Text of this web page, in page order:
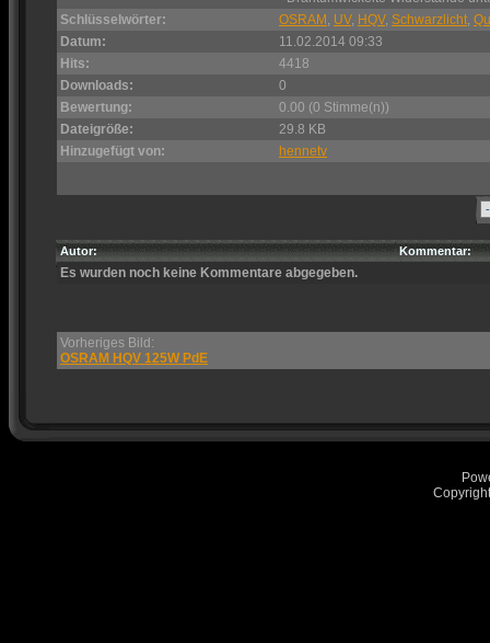
Schlüsselwörter:
OSRAM , UV, HQV, Schwarzlicht,
Datum:
11.02.2014 09:33
Hits:
4418
Downloads:
0
Bewertung:
0.00 (0 Stimme(n))
Dateigröße:
29.8 KB
Hinzugefügt von:
hennetv
Autor: Kommentar:
Es wurden noch keine Kommentare abgegeben.
Vorheriges Bild:
OSRAM HQV 125W PdE